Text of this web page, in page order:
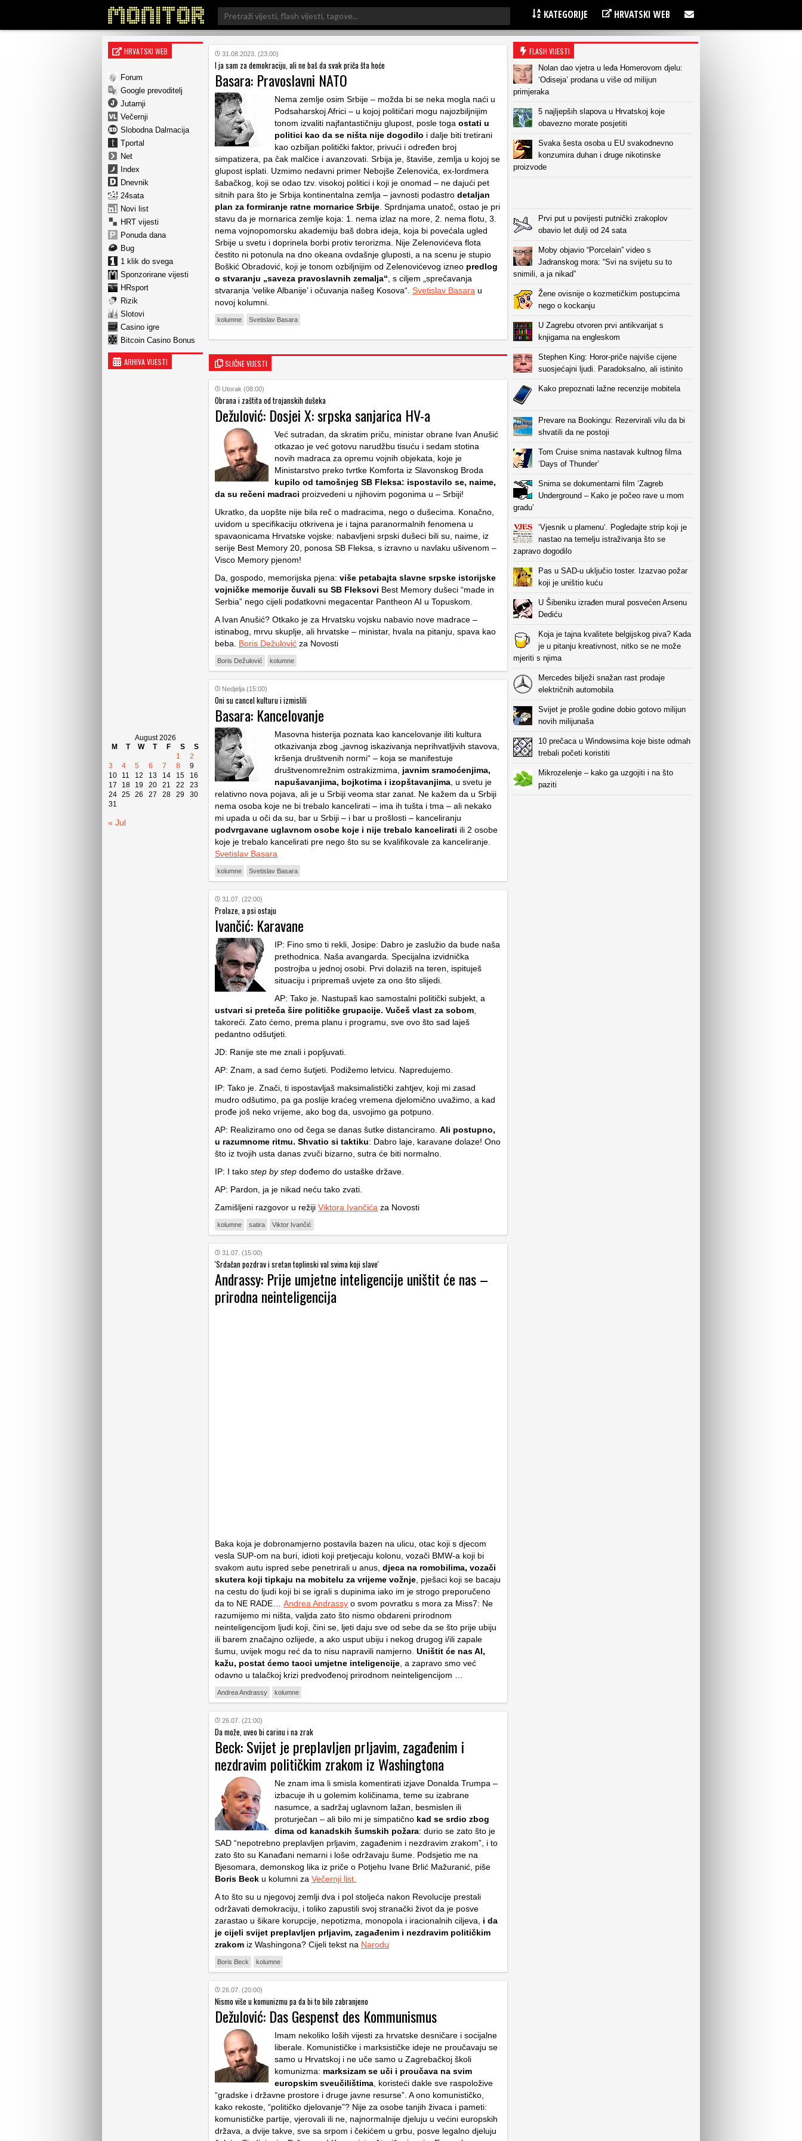
Search
for:
KATEGORIJE HRVATSKI WEB
HRVATSKI WEB
Forum
Google prevoditelj
Jutarnji
Večernji
Slobodna Dalmacija
Tportal
Net
Index
Dnevnik
24sata
Novi list
HRT vijesti
Ponuda dana
Bug
1 klik do svega
Sponzorirane vijesti
HRsport
Rizik
Slotovi
Casino igre
Bitcoin Casino Bonus
ARHIVA VIJESTI
August 2026
M
T W T F S
S
1
2
3
4 5 6 7 8
9
10
11 12 13 14 15
16
17
18 19 20 21 22
23
24 25 26 27 28 29
30
31
« Jul
31.08.2023. (23:00)
I ja sam za demokraciju, ali ne baš da svak priča šta hoće
Basara: Pravoslavni NATO
Nema zemlje osim Srbije – možda bi se neka mogla naći u
Podsaharskoj Africi – u kojoj političari mogu najozbiljnijim
tonom izvaliti najfantastičniju glupost, posle toga ostati u
politici kao da se ništa nije dogodilo i dalje biti tretirani
kao ozbiljan politički faktor, privući i određen broj
simpatizera, pa čak malčice i avanzovati. Srbija je, štaviše, zemlja u kojoj se
glupost isplati. Uzmimo nedavni primer Nebojše Zelenovića, ex-lordmera
šabačkog, koji se odao tzv. visokoj politici i koji je onomad – ne dajući pet
sitnih para što je Srbija kontinentalna zemlja – javnosti podastro detaljan
plan za formiranje ratne mornarice Srbije . Sprdnjama unatoč, ostao je pri
stavu da je mornarica zemlje koja: 1. nema izlaz na more, 2. nema flotu, 3.
nema vojnopomorsku akademiju baš dobra ideja, koja bi povećala ugled
Srbije u svetu i doprinela borbi protiv terorizma. Nije Zelenovićeva flota
čestito ni potonula na dno okeana ovdašnje gluposti, a na scenu je stupio
Boškić Obradović, koji je tonom ozbiljnijim od Zelenovićevog izneo predlog
o stvaranju „saveza pravoslavnih zemalja“ , s ciljem „sprečavanja
stvaranja ‘velike Albanije’ i očuvanja našeg Kosova“. Svetislav Basara u
novoj kolumni.
kolumne Svetislav Basara
SLIČNE VIJESTI
Utorak (08:00)
Obrana i zaštita od trojanskih dušeka
Dežulović: Dosjei X: srpska sanjarica HV-a
Već sutradan, da skratim priču, ministar obrane Ivan Anušić
otkazao je već gotovu narudžbu tisuću i sedam stotina
novih madraca za opremu vojnih objekata, koje je
Ministarstvo preko tvrtke Komforta iz Slavonskog Broda
kupilo od tamošnjeg SB Fleksa: ispostavilo se, naime,
da su rečeni madraci proizvedeni u njihovim pogonima u – Srbiji!
Ukratko, da uopšte nije bila reč o madracima, nego o dušecima. Konačno,
uvidom u specifikaciju otkrivena je i tajna paranormalnih fenomena u
spavaonicama Hrvatske vojske: nabavljeni srpski dušeci bili su, naime, iz
serije Best Memory 20, ponosa SB Fleksa, s izravno u navlaku ušivenom –
Visco Memory pjenom!
Da, gospodo, memorijska pjena: više petabajta slavne srpske istorijske
vojničke memorije čuvali su SB Fleksovi Best Memory dušeci “made in
Serbia” nego cijeli podatkovni megacentar Pantheon AI u Topuskom.
A Ivan Anušić? Otkako je za Hrvatsku vojsku nabavio nove madrace –
istinabog, mrvu skuplje, ali hrvatske – ministar, hvala na pitanju, spava kao
beba. Boris Dežulović za Novosti
Boris Dežulović kolumne
Nedjelja (15:00)
Oni su cancel kulturu i izmislili
Basara: Kancelovanje
Masovna histerija poznata kao kancelovanje iliti kultura
otkazivanja zbog „javnog iskazivanja neprihvatljivih stavova,
kršenja društvenih normi“ – koja se manifestuje
društvenomrežnim ostrakizmima, javnim sramoćenjima,
napušavanjima, bojkotima i izopštavanjima , u svetu je
relativno nova pojava, ali je u Srbiji veoma star zanat. Ne kažem da u Srbiji
nema osoba koje ne bi trebalo kancelirati – ima ih tušta i tma – ali nekako
mi upada u oči da su, bar u Srbiji – i bar u prošlosti – kanceliranju
podvrgavane uglavnom osobe koje i nije trebalo kancelirati ili 2 osobe
koje je trebalo kancelirati pre nego što su se kvalifikovale za kanceliranje.
Svetislav Basara
kolumne Svetislav Basara
31.07. (22:00)
Prolaze, a psi ostaju
Ivančić: Karavane
IP: Fino smo ti rekli, Josipe: Dabro je zaslužio da bude naša
prethodnica. Naša avangarda. Specijalna izvidnička
postrojba u jednoj osobi. Prvi dolaziš na teren, ispituješ
situaciju i pripremaš uvjete za ono što slijedi.
AP: Tako je. Nastupaš kao samostalni politički subjekt, a
ustvari si preteča šire političke grupacije. Vučeš vlast za sobom
takoreći. Zato ćemo, prema planu i programu, sve ovo što sad laješ
pedantno odšutjeti.
JD: Ranije ste me znali i popljuvati.
AP: Znam, a sad ćemo šutjeti. Podižemo letvicu. Napredujemo.
IP: Tako je. Znači, ti ispostavljaš maksimalistički zahtjev, koji mi zasad
mudro odšutimo, pa ga poslije kraćeg vremena djelomično uvažimo, a kad
prođe još neko vrijeme, ako bog da, usvojimo ga potpuno.
AP: Realiziramo ono od čega se danas šutke distanciramo. Ali postupno,
u razumnome ritmu. Shvatio si taktiku: Dabro laje, karavane dolaze! Ono
što iz tvojih usta danas zvuči bizarno, sutra će biti normalno.
IP: I tako step by step dođemo do ustaške države.
AP: Pardon, ja je nikad neću tako zvati.
Zamišljeni razgovor u režiji Viktora Ivančića za Novosti
kolumne satira Viktor Ivančić
31.07. (15:00)
'Srdačan pozdrav i sretan toplinski val svima koji slave'
Andrassy: Prije umjetne inteligencije uništit će nas –
prirodna neinteligencija
Baka koja je dobronamjerno postavila bazen na ulicu, otac koji s djecom
vesla SUP-om na buri, idioti koji pretjecaju kolonu, vozači BMW-a koji bi
svakom autu ispred sebe penetrirali u anus, djeca na romobilima, vozači
skutera koji tipkaju na mobitelu za vrijeme vožnje , pješaci koji se bacaju
na cestu do ljudi koji bi se igrali s dupinima iako im je strogo preporučeno
da to NE RADE… Andrea Andrassy o svom povratku s mora za Miss7: Ne
razumijemo mi ništa, valjda zato što nismo obdareni prirodnom
neinteligencijom ljudi koji, čini se, ljeti daju sve od sebe da se što prije ubiju
ili barem značajno ozlijede, a ako usput ubiju i nekog drugog i/ili zapale
šumu, uvijek mogu reć da to nisu napravili namjerno. Uništit će nas AI,
kažu, postat ćemo taoci umjetne inteligencije , a zapravo smo već
odavno u talačkoj krizi predvođenoj prirodnom neinteligencijom …
Andrea Andrassy kolumne
26.07. (21:00)
Da može, uveo bi carinu i na zrak
Beck: Svijet je preplavljen prljavim, zagađenim i
nezdravim političkim zrakom iz Washingtona
Ne znam ima li smisla komentirati izjave Donalda Trumpa –
izbacuje ih u golemim količinama, teme su izabrane
nasumce, a sadržaj uglavnom lažan, besmislen ili
proturječan – ali bilo mi je simpatično kad se srdio zbog
dima od kanadskih šumskih požara: durio se zato što je
SAD “nepotrebno preplavljen prljavim, zagađenim i nezdravim zrakom”, i to
zato što su Kanađani nemarni i loše održavaju šume. Podsjetio me na
Bjesomara, demonskog lika iz priče o Potjehu Ivane Brlić Mažuranić, piše
Boris Beck u kolumni za Večernji list.
A to što su u njegovoj zemlji dva i pol stoljeća nakon Revolucije prestali
održavati demokraciju, i toliko zapustili svoj stranački život da je posve
zarastao u šikare korupcije, nepotizma, monopola i iracionalnih ciljeva, i da
je cijeli svijet preplavljen prljavim, zagađenim i nezdravim političkim
zrakom iz Washingona? Cijeli tekst na Narodu
Boris Beck kolumne
26.07. (20:00)
Nismo više u komunizmu pa da bi to bilo zabranjeno
Dežulović: Das Gespenst des Kommunismus
Imam nekoliko loših vijesti za hrvatske desničare i socijalne
liberale. Komunističke i marksističke ideje ne proučavaju se
samo u Hrvatskoj i ne uče samo u Zagrebačkoj školi
komunizma: marksizam se uči i proučava na svim
europskim sveučilištima , koristeći dakle sve raspoložive
“gradske i državne prostore i druge javne resurse”. A ono komunističko,
kako rekoste, “političko djelovanje”? Nije za osobe tanjih živaca i pameti:
komunističke partije, vjerovali ili ne, najnormalnije djeluju u većini europskih
država, a dvije takve, sve sa srpom i čekićem u grbu, posve legalno djeluju
FLASH VIJESTI
Nolan dao vjetra u leđa Homerovom djelu:
‘Odiseja’ prodana u više od milijun
primjeraka
5 najljepših slapova u Hrvatskoj koje
obavezno morate posjetiti
Svaka šesta osoba u EU svakodnevno
konzumira duhan i druge nikotinske
proizvode
Prvi put u povijesti putnički zrakoplov
obavio let dulji od 24 sata
Moby objavio “Porcelain” video s
Jadranskog mora: “Svi na svijetu su to
snimili, a ja nikad”
Žene ovisnije o kozmetičkim postupcima
nego o kockanju
U Zagrebu otvoren prvi antikvarijat s
knjigama na engleskom
Stephen King: Horor-priče najviše cijene
suosjećajni ljudi. Paradoksalno, ali istinito
Kako prepoznati lažne recenzije mobitela
Prevare na Bookingu: Rezervirali vilu da bi
shvatili da ne postoji
Tom Cruise snima nastavak kultnog filma
‘Days of Thunder’
Snima se dokumentarni film ‘Zagreb
Underground – Kako je počeo rave u mom
gradu’
‘Vjesnik u plamenu‘. Pogledajte strip koji je
nastao na temelju istraživanja što se
zapravo dogodilo
Pas u SAD-u uključio toster. Izazvao požar
koji je uništio kuću
U Šibeniku izrađen mural posvećen Arsenu
Dediću
Koja je tajna kvalitete belgijskog piva? Kada
je u pitanju kreativnost, nitko se ne može
mjeriti s njima
Mercedes bilježi snažan rast prodaje
električnih automobila
Svijet je prošle godine dobio gotovo milijun
novih milijunaša
10 prečaca u Windowsima koje biste odmah
trebali početi koristiti
Mikrozelenje – kako ga uzgojiti i na što
paziti